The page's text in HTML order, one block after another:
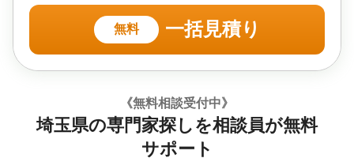
無料 一括見積り
《無料相談受付中》
埼玉県の専門家探しを相談員が無料
サポート